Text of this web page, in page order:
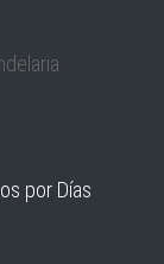
por Días